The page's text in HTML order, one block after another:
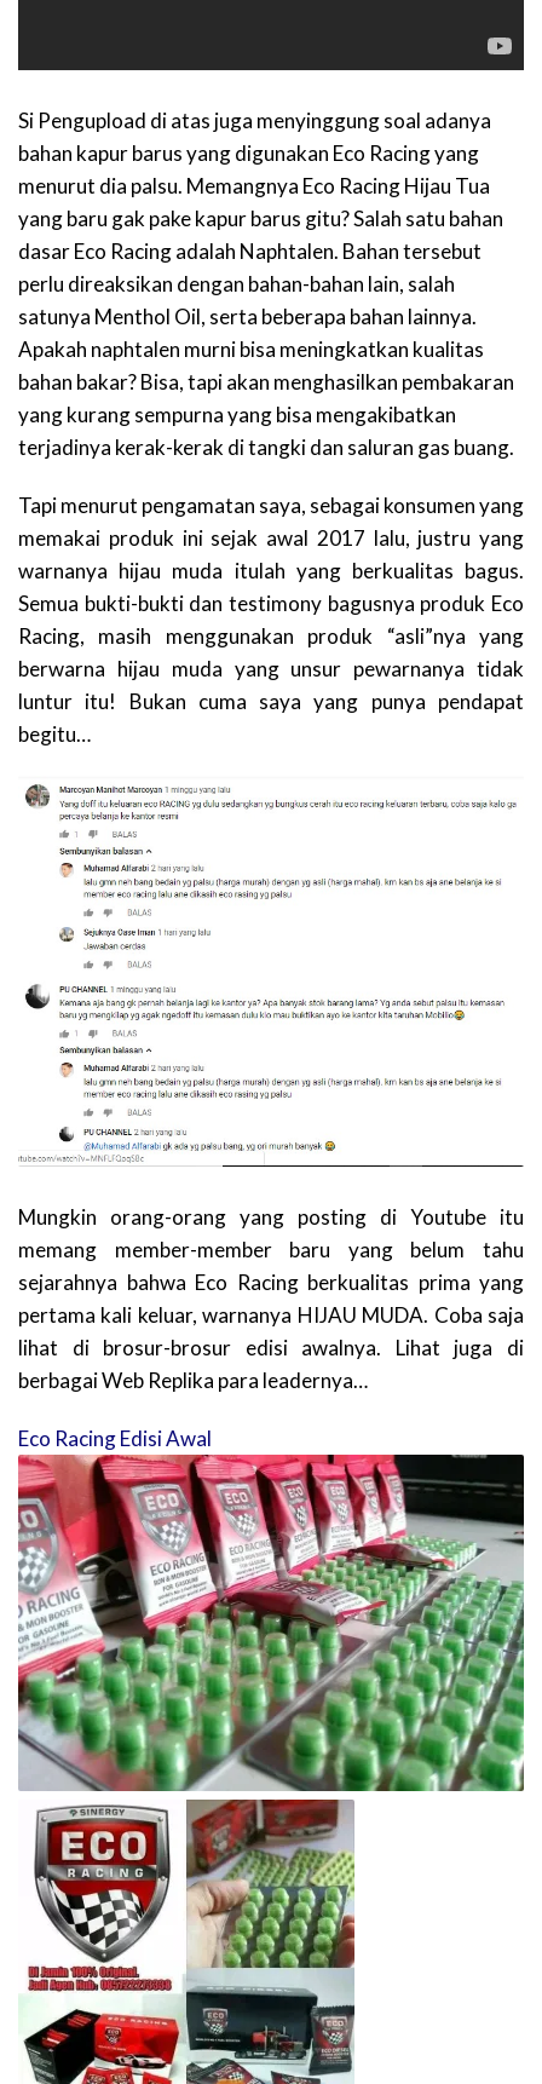
Si Pengupload di atas juga menyinggung soal adanya
bahan kapur barus yang digunakan Eco Racing yang
menurut dia palsu. Memangnya Eco Racing Hijau Tua
yang baru gak pake kapur barus gitu? Salah satu bahan
dasar Eco Racing adalah Naphtalen. Bahan tersebut
perlu direaksikan dengan bahan-bahan lain, salah
satunya Menthol Oil, serta beberapa bahan lainnya.
Apakah naphtalen murni bisa meningkatkan kualitas
bahan bakar? Bisa, tapi akan menghasilkan pembakaran
yang kurang sempurna yang bisa mengakibatkan
terjadinya kerak-kerak di tangki dan saluran gas buang.
Tapi menurut pengamatan saya, sebagai konsumen yang
memakai produk ini sejak awal 2017 lalu, justru yang
warnanya hijau muda itulah yang berkualitas bagus.
Semua bukti-bukti dan testimony bagusnya produk Eco
Racing, masih menggunakan produk “asli”nya yang
berwarna hijau muda yang unsur pewarnanya tidak
luntur itu! Bukan cuma saya yang punya pendapat
begitu…
Mungkin orang-orang yang posting di Youtube itu
memang member-member baru yang belum tahu
sejarahnya bahwa Eco Racing berkualitas prima yang
pertama kali keluar, warnanya HIJAU MUDA. Coba saja
lihat di brosur-brosur edisi awalnya. Lihat juga di
berbagai Web Replika para leadernya…
Eco Racing Edisi Awal